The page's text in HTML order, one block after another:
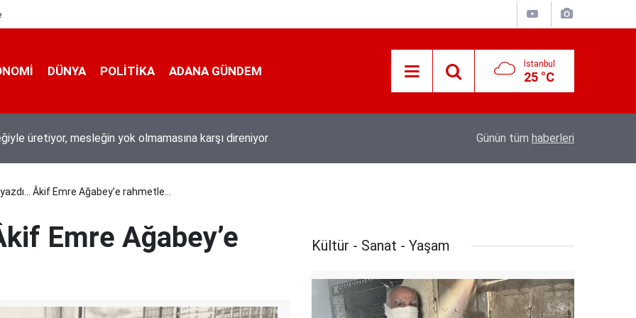
DÜNYA POLİTİKA ADANA GÜNDEM İstanbul
25 °C
üretiyor, mesleğin yok olmamasına karşı direniyor Hava 40, asfalt 200 derece: Adana’da
Günün tüm haberleri
Âkif Emre Ağabey’e rahmetle…
Emre Ağabey’e Kültür - Sanat - Yaşam